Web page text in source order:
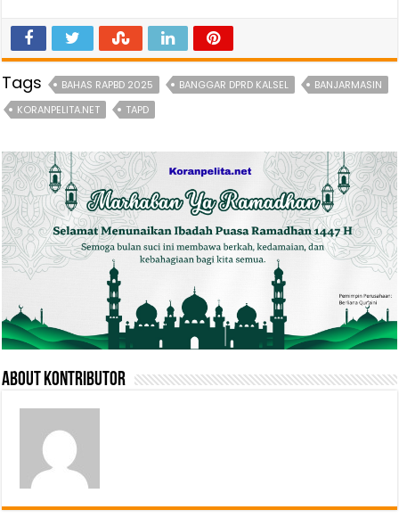
Tags BAHAS RAPBD 2025 BANGGAR DPRD KALSEL
BANJARMASIN
KORANPELITA.NET
TAPD
About Kontributor